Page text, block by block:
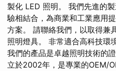
製化 LED 照明。 我們先進的
驗相結合，為商業和工業應用
方案。 請聯絡我們，以取得兼
照明燈具。 非常適合高科技環
我們的產品是卓越照明技術的
立於2002年，是專業的OEM/